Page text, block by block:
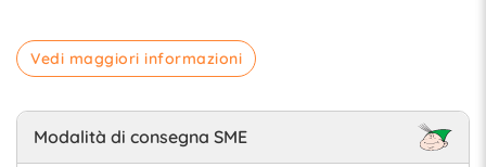
Vedi maggiori informazioni
Modalità di consegna SME